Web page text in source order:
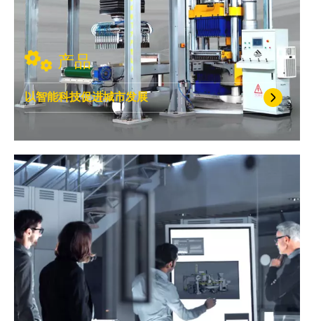
产品
以智能科技促进城市发展